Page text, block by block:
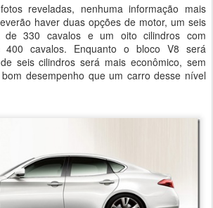
reveladas, nenhuma informação mais
haver duas opções de motor, um seis
de 330 cavalos e um oito cilindros com
400 cavalos. Enquanto o bloco V8 será
seis cilindros será mais econômico, sem
desempenho que um carro desse nível